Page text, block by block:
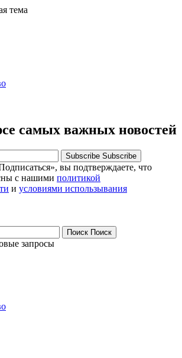
тема
самых важных новостей
Subscribe Subscribe
вы подтверждаете, что
с нашими политикой
и условиями использывания
Поиск Поиск
запросы